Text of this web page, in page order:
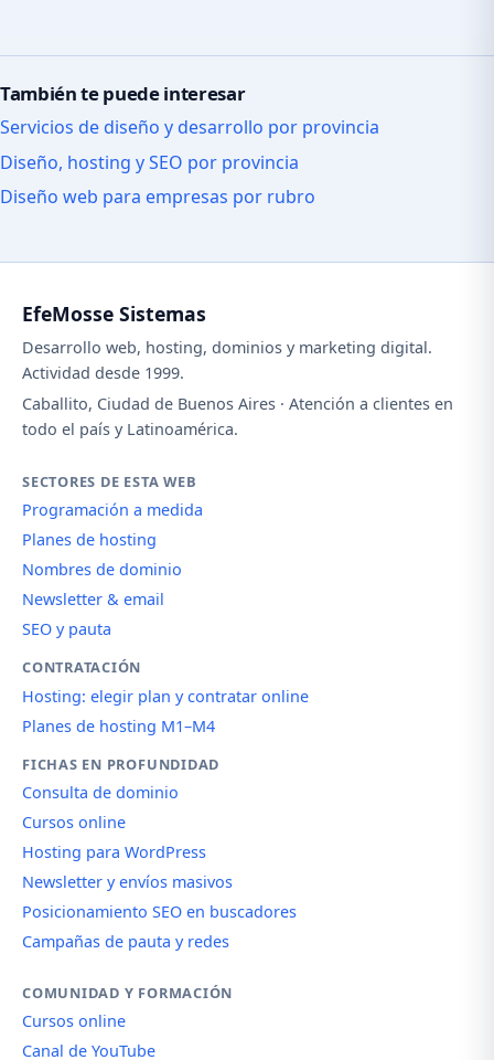
También te puede interesar
Servicios de diseño y desarrollo por provincia
Diseño, hosting y SEO por provincia
Diseño web para empresas por rubro
EfeMosse Sistemas
Desarrollo web, hosting, dominios y marketing digital.
Actividad desde 1999.
Caballito, Ciudad de Buenos Aires · Atención a clientes en
todo el país y Latinoamérica.
SECTORES DE ESTA WEB
Programación a medida
Planes de hosting
Nombres de dominio
Newsletter & email
SEO y pauta
CONTRATACIÓN
Hosting: elegir plan y contratar online
Planes de hosting M1–M4
FICHAS EN PROFUNDIDAD
Consulta de dominio
Cursos online
Hosting para WordPress
Newsletter y envíos masivos
Posicionamiento SEO en buscadores
Campañas de pauta y redes
COMUNIDAD Y FORMACIÓN
Cursos online
Canal de YouTube